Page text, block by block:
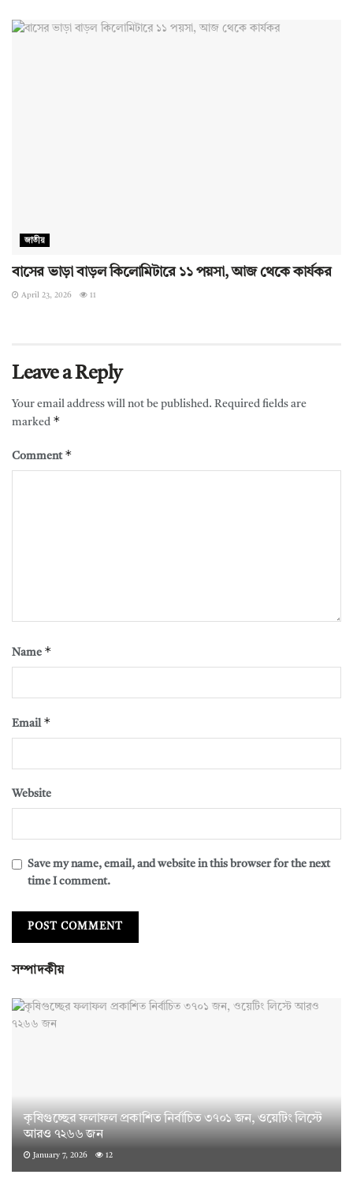
জাতীয়
বাসের ভাড়া বাড়ল কিলোমিটারে ১১ পয়সা, আজ থেকে কার্যকর
April 23, 2026 11
Leave a Reply
Your email address will not be published. Required fields are
marked *
Comment *
Name *
Email *
Website
Save my name, email, and website in this browser for the next
time I comment.
সম্পাদকীয়
কৃষিগুচ্ছের ফলাফল প্রকাশিত নির্বাচিত ৩৭০১ জন, ওয়েটিং লিস্টে
আরও ৭২৬৬ জন
January 7, 2026 12